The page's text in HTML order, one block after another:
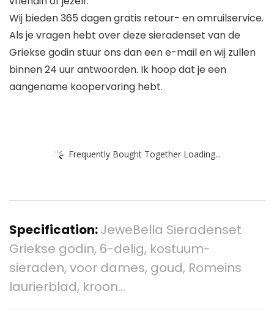
Wij bieden 365 dagen gratis retour- en omruilservice.
Als je vragen hebt over deze sieradenset van de
Griekse godin stuur ons dan een e-mail en wij zullen
binnen 24 uur antwoorden. Ik hoop dat je een
aangename koopervaring hebt.
Frequently Bought Together Loading...
Specification:JeweBella Sieradenset
Griekse godin, 6-delig, kostuum-
sieraden, voor dames, goud, Romeins
laurierblad, kroon…